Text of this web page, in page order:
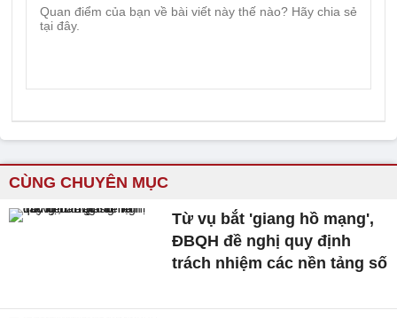
CÙNG CHUYÊN MỤC
Từ vụ bắt 'giang hồ mạng',
ĐBQH đề nghị quy định
trách nhiệm các nền tảng số